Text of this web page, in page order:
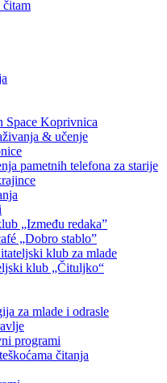
čitam
Space Koprivnica
& učenje
pametnih telefona za starije
„Između redaka”
„Dobro stablo”
klub za mlade
klub „Čituljko“
za mlade i odrasle
programi
čitanja